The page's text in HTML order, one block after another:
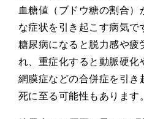
血糖値（ブドウ糖の割合
な症状を引き起こす病気で
糖尿病になると脱力感や疲
れ、重症化すると動脈硬
網膜症などの合併症を引
死に至る可能性もあります。